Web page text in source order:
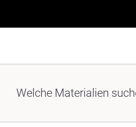
Welche Materialien